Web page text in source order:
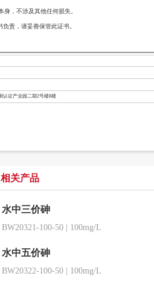
，不涉及其他任何损失。
责，请妥善保管此证书。
认证产业园二期2号楼8楼
相关产品
水中三价砷
BW20321-100-50 100mg/L
水中五价砷
BW20322-100-50 100mg/L